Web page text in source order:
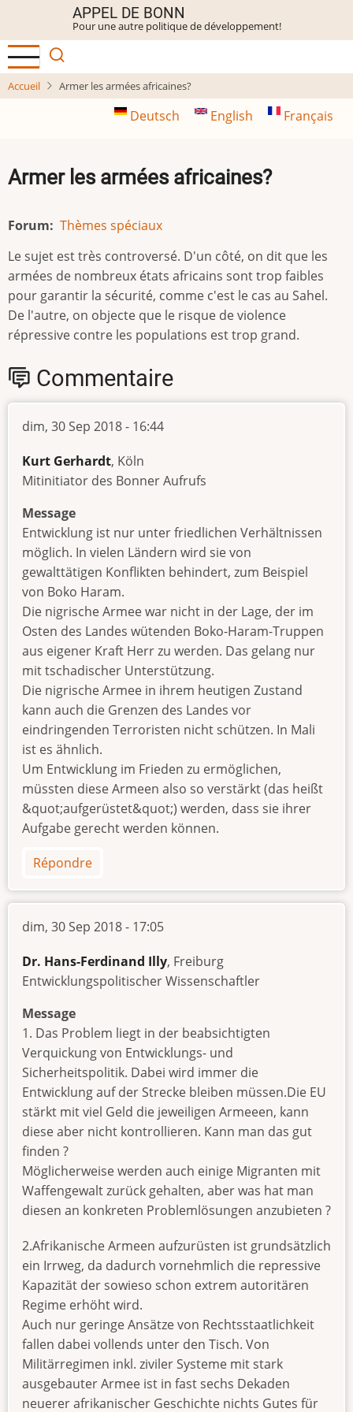
contenu
principal
APPEL DE BONN
Pour une autre politique de développement!
Accueil Armer les armées africaines?
Deutsch English Français
Armer les armées africaines?
Forum
Thèmes spéciaux
Le sujet est très controversé. D'un côté, on dit que les
armées de nombreux états africains sont trop faibles
pour garantir la sécurité, comme c'est le cas au Sahel.
De l'autre, on objecte que le risque de violence
répressive contre les populations est trop grand.
Commentaire
dim, 30 Sep 2018 - 16:44
Kurt Gerhardt, Köln
Mitinitiator des Bonner Aufrufs
Message
Entwicklung ist nur unter friedlichen Verhältnissen
möglich. In vielen Ländern wird sie von
gewalttätigen Konflikten behindert, zum Beispiel
von Boko Haram.
Die nigrische Armee war nicht in der Lage, der im
Osten des Landes wütenden Boko-Haram-Truppen
aus eigener Kraft Herr zu werden. Das gelang nur
mit tschadischer Unterstützung.
Die nigrische Armee in ihrem heutigen Zustand
kann auch die Grenzen des Landes vor
eindringenden Terroristen nicht schützen. In Mali
ist es ähnlich.
Um Entwicklung im Frieden zu ermöglichen,
müssten diese Armeen also so verstärkt (das heißt
&quot;aufgerüstet&quot;) werden, dass sie ihrer
Aufgabe gerecht werden können.
Répondre
dim, 30 Sep 2018 - 17:05
Dr. Hans-Ferdinand Illy, Freiburg
Entwicklungspolitischer Wissenschaftler
Message
1. Das Problem liegt in der beabsichtigten
Verquickung von Entwicklungs- und
Sicherheitspolitik. Dabei wird immer die
Entwicklung auf der Strecke bleiben müssen.Die EU
stärkt mit viel Geld die jeweiligen Armeeen, kann
diese aber nicht kontrollieren. Kann man das gut
finden ?
Möglicherweise werden auch einige Migranten mit
Waffengewalt zurück gehalten, aber was hat man
diesen an konkreten Problemlösungen anzubieten ?
2.Afrikanische Armeen aufzurüsten ist grundsätzlich
ein Irrweg, da dadurch vornehmlich die repressive
Kapazität der sowieso schon extrem autoritären
Regime erhöht wird.
Auch nur geringe Ansätze von Rechtsstaatlichkeit
fallen dabei vollends unter den Tisch. Von
Militärregimen inkl. ziviler Systeme mit stark
ausgebauter Armee ist in fast sechs Dekaden
neuerer afrikanischer Geschichte nichts Gutes für